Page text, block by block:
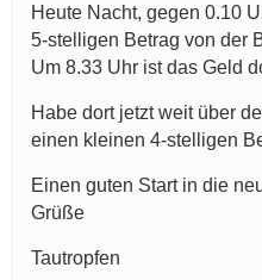
Heute Nacht, gegen 0.10
5-stelligen Betrag von der
Um 8.33 Uhr ist das Geld
Habe dort jetzt weit über
einen kleinen 4-stelligen
Einen guten Start in die
Grüße
Tautropfen